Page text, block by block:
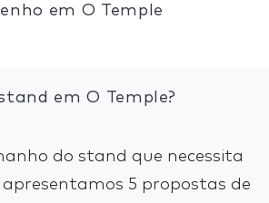
em O Temple
em O Temple?
do stand que necessita
apresentamos 5 propostas de